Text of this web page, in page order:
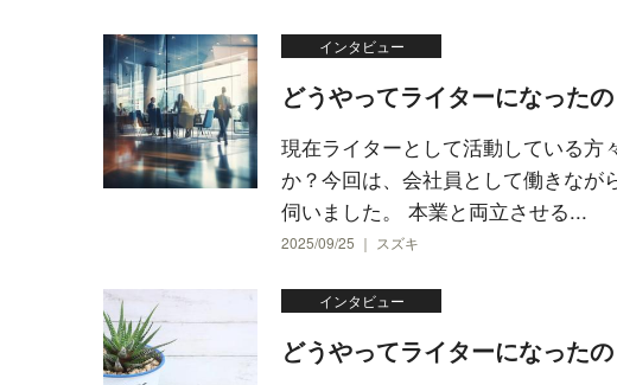
インタビュー
どうやってライターになった
現在ライターとして活動している方
か？今回は、会社員として働きなが
伺いました。 本業と両立させる...
2025/09/25 ｜ スズキ
インタビュー
どうやってライターになった